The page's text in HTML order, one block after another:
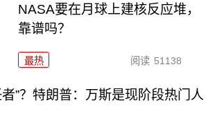
NASA要在月球上建核反应堆，
靠谱吗？
最热 阅读 51138
”？特朗普：万斯是现阶段热门人